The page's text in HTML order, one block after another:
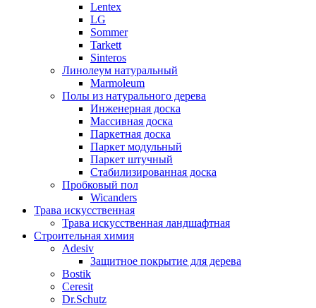
Lentex
LG
Sommer
Tarkett
Sinteros
Линолеум натуральный
Marmoleum
Полы из натурального дерева
Инженерная доска
Массивная доска
Паркетная доска
Паркет модульный
Паркет штучный
Стабилизированная доска
Пробковый пол
Wicanders
Трава искусственная
Трава искусственная ландшафтная
Строительная химия
Adesiv
Защитное покрытие для дерева
Bostik
Ceresit
Dr.Schutz